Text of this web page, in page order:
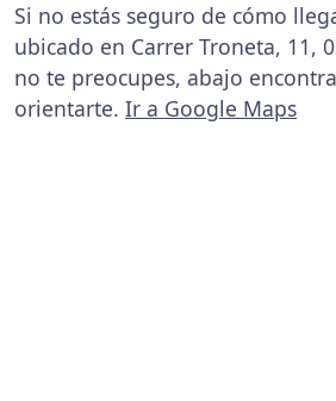
Si no estás seguro de cómo
ubicado en Carrer Troneta, 11,
no te preocupes, abajo
orientarte. Ir a Google Maps